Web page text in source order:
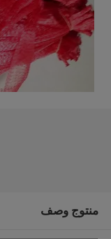
منتوج وصف